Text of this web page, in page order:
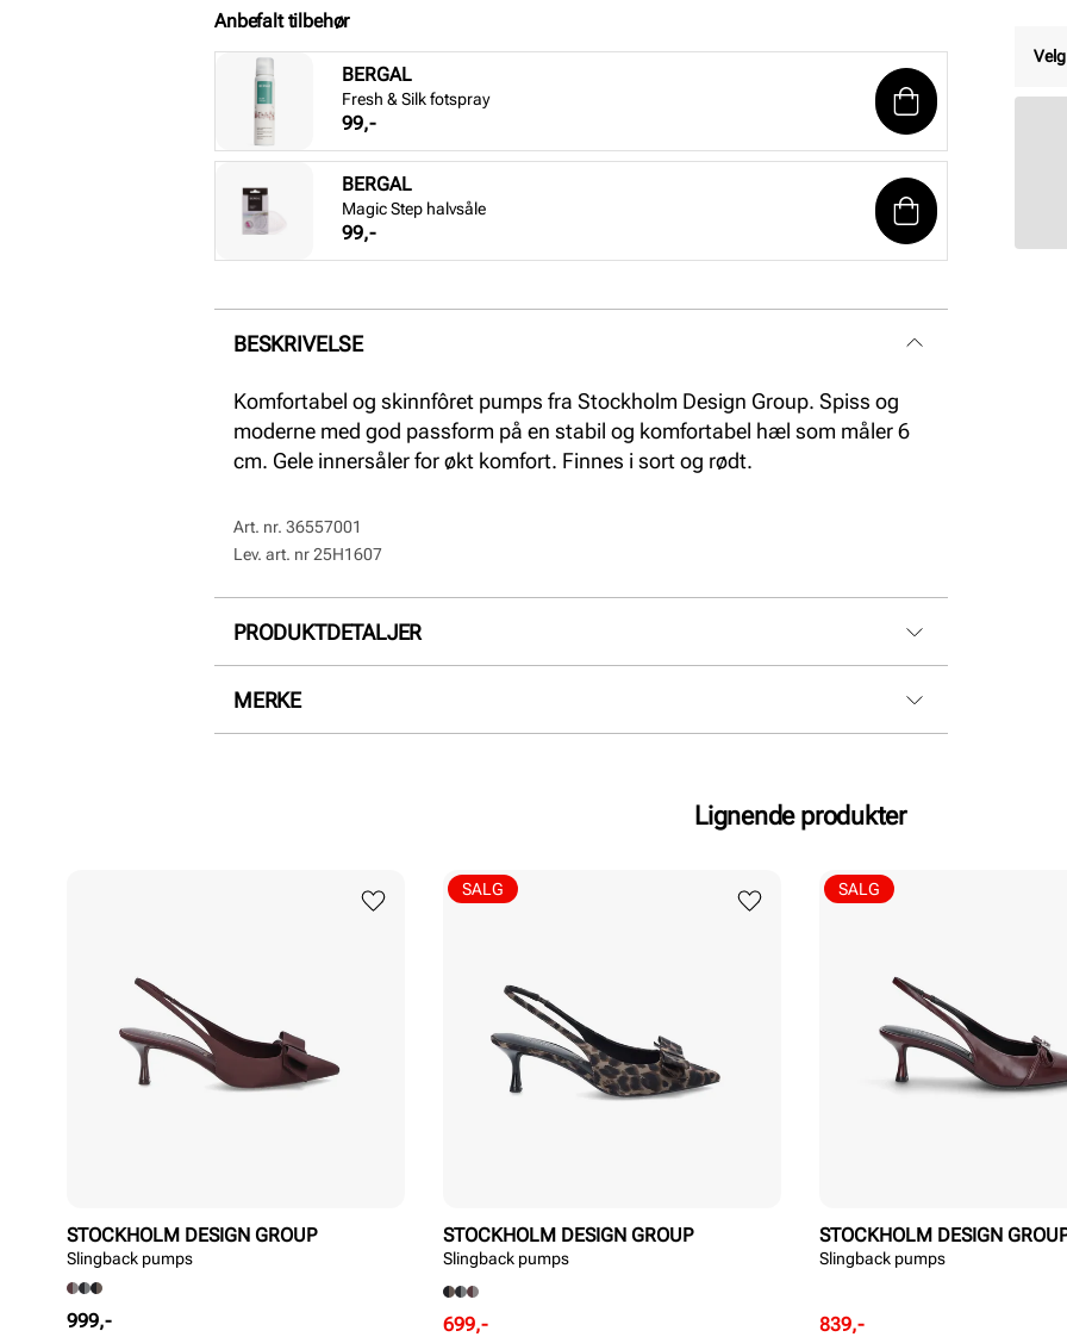
Anbefalt tilbehør
BERGAL
Fresh & Silk fotspray
Pris
99,-
BERGAL
Magic Step halvsåle
Pris
99,-
BESKRIVELSE
Komfortabel og skinnfôret pumps fra Stockholm Design Group. Spiss og
moderne med god passform på en stabil og komfortabel hæl som måler 6
cm. Gele innersåler for økt komfort. Finnes i sort og rødt.
Art. nr. 36557001
Lev. art. nr25H1607
PRODUKTDETALJER
Overdel:
MERKE
Lignende produkter
STOCKHOLM DESIGN GROUP
Slingback pumps
Pris
999,-
STOCKHOLM DESIGN GROUP
Slingback pumps
Rabattert
699,-
Ordinær
SALG
STOCKHOLM DESIGN
Slingback pumps
Rabattert
839,-
Ordinær
SALG